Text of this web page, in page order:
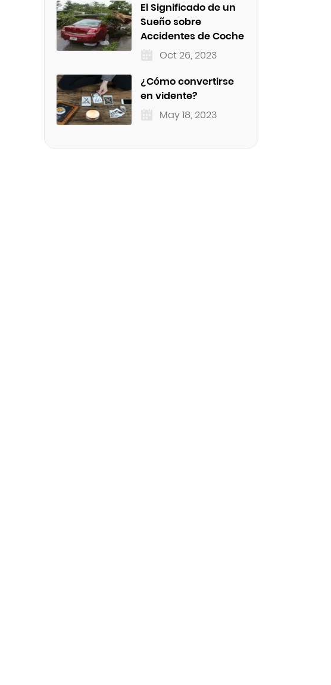
El Significado de un
Sueño sobre
Accidentes de Coche
Oct 26, 2023
¿Cómo convertirse
en vidente?
May 18, 2023